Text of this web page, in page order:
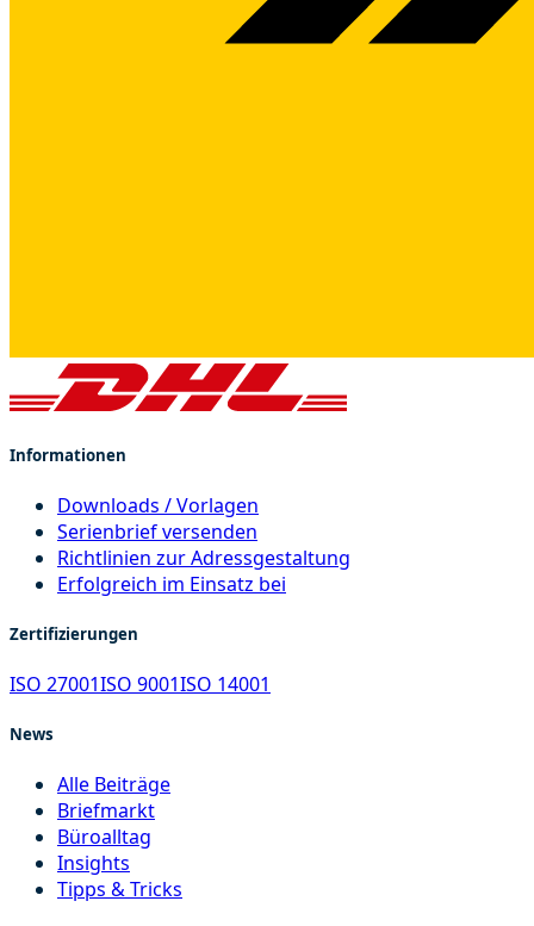
Informationen
Downloads / Vorlagen
Serienbrief versenden
Richtlinien zur Adressgestaltung
Erfolgreich im Einsatz bei
Zertifizierungen
ISO 27001ISO 9001ISO 14001
News
Alle Beiträge
Briefmarkt
Büroalltag
Insights
Tipps & Tricks